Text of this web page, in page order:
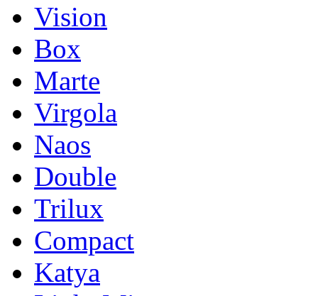
Vision
Box
Marte
Virgola
Naos
Double
Trilux
Compact
Katya